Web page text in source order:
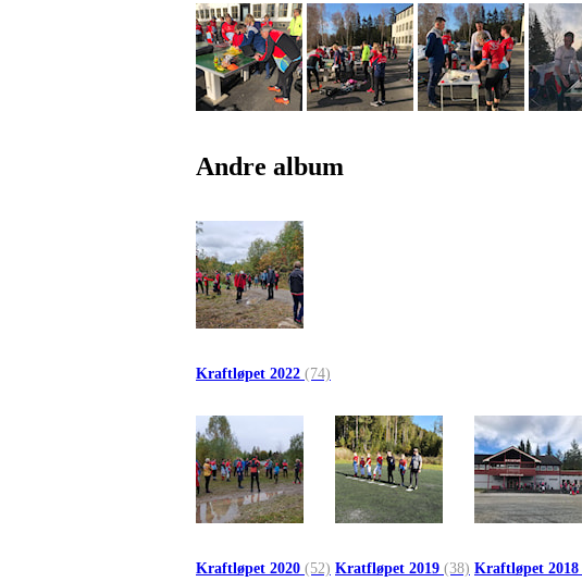
Andre album
Kraftløpet 2022 (74)
Kraftløpet 2020 (52) Kratfløpet 2019 (38) Kraftløpet 2018